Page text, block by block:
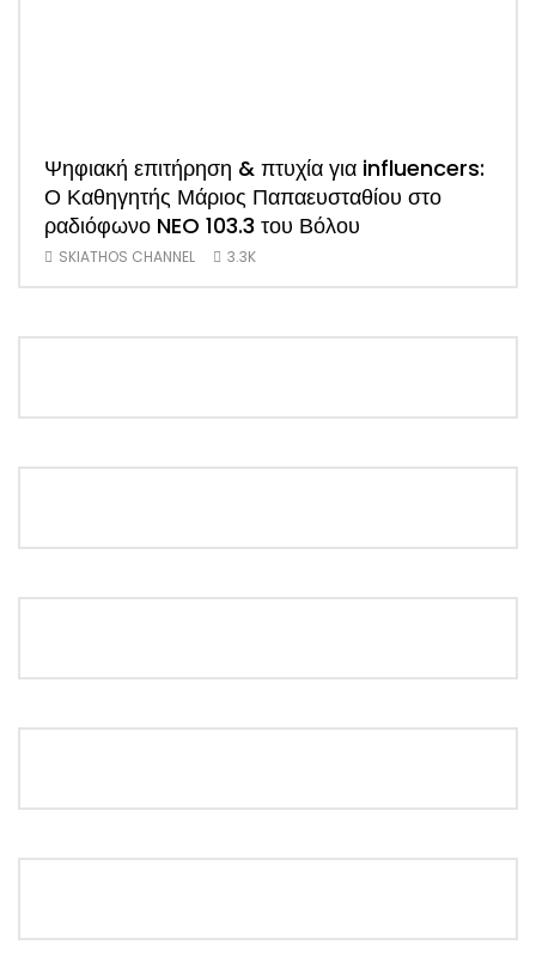
Ψηφιακή επιτήρηση & πτυχία για influencers:
Ο Καθηγητής Μάριος Παπαευσταθίου στο
ραδιόφωνο NEO 103.3 του Βόλου
SKIATHOS CHANNEL 3.3K